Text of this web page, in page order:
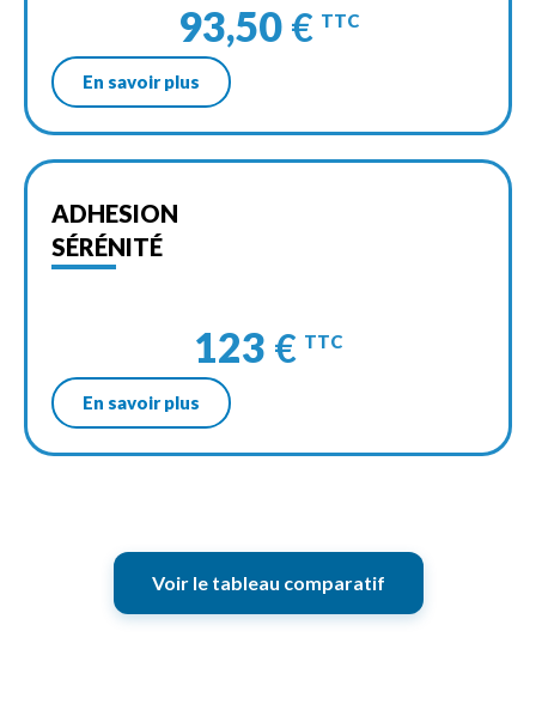
93,50 € TTC
En savoir plus
ADHESION
SÉRÉNITÉ
123 € TTC
En savoir plus
Voir le tableau comparatif